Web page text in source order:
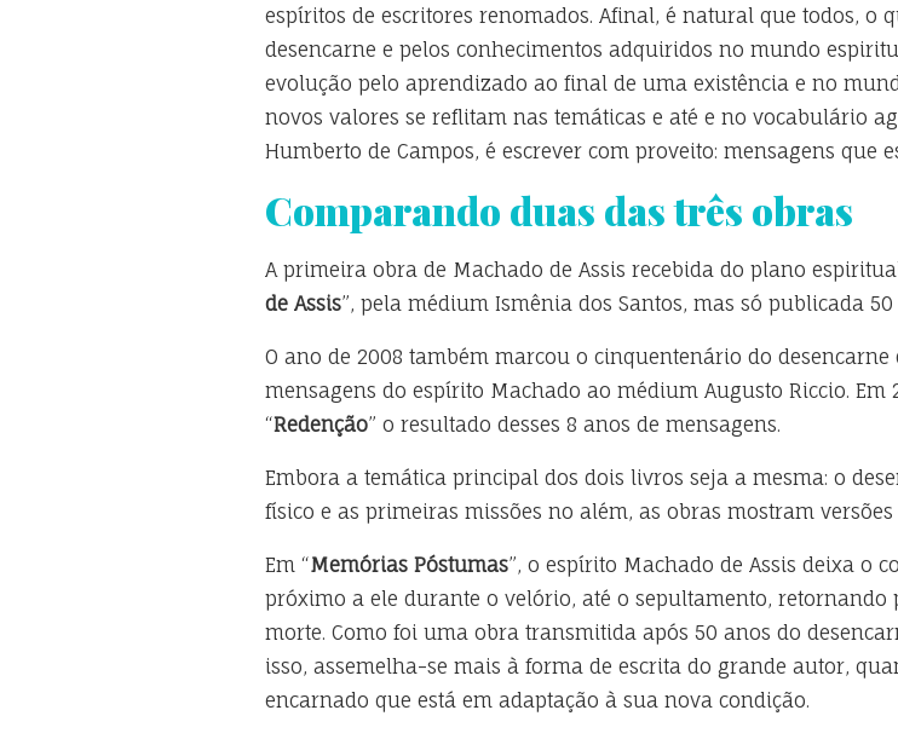
espíritos de escritores renomados. Afinal, é natural que todos, o
desencarne e pelos conhecimentos adquiridos no mundo
evolução pelo aprendizado ao final de uma existência e no
novos valores se reflitam nas temáticas e até e no vocabulário
Humberto de Campos, é escrever com proveito: mensagens que
Comparando duas das três obras
A primeira obra de Machado de Assis recebida do plano
de Assis”, pela médium Ismênia dos Santos, mas só publicada
O ano de 2008 também marcou o cinquentenário do
mensagens do espírito Machado ao médium Augusto Riccio.
“Redenção” o resultado desses 8 anos de mensagens.
Embora a temática principal dos dois livros seja a mesma: o
físico e as primeiras missões no além, as obras mostram versões
Em “Memórias Póstumas”, o espírito Machado de Assis deixa o
próximo a ele durante o velório, até o sepultamento,
morte. Como foi uma obra transmitida após 50 anos do
isso, assemelha-se mais à forma de escrita do grande autor,
encarnado que está em adaptação à sua nova condição.